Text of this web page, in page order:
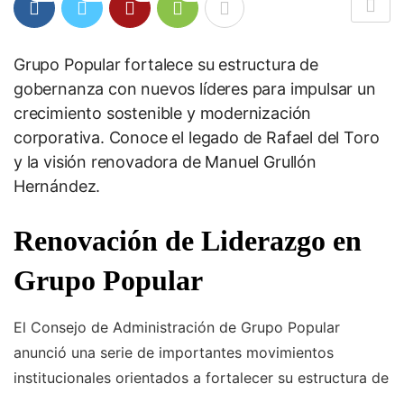
Grupo Popular fortalece su estructura de
gobernanza con nuevos líderes para impulsar un
crecimiento sostenible y modernización
corporativa. Conoce el legado de Rafael del Toro
y la visión renovadora de Manuel Grullón
Hernández.
Renovación de Liderazgo en
Grupo Popular
El Consejo de Administración de Grupo Popular
anunció una serie de importantes movimientos
institucionales orientados a fortalecer su estructura de